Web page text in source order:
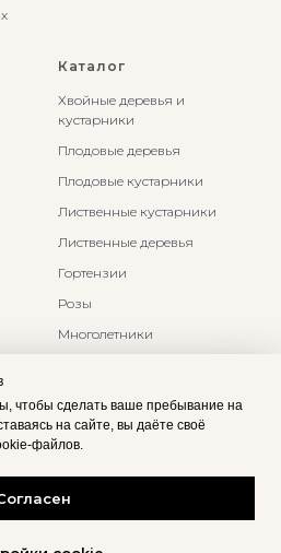
Каталог
Хвойные деревья и
кустарники
Плодовые деревья
Плодовые кустарники
Лиственные кустарники
Лиственные деревья
Гортензии
Розы
Многолетники
чтобы сделать ваше пребывание на
на сайте, вы даёте своё
файлов.